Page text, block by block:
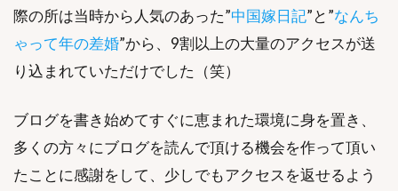
際の所は当時から人気のあった”中国嫁日記”と”なんち
ゃって年の差婚”から、9割以上の大量のアクセスが送
り込まれていただけでした（笑）
ブログを書き始めてすぐに恵まれた環境に身を置き、
多くの方々にブログを読んで頂ける機会を作って頂い
たことに感謝をして、少しでもアクセスを返せるよう